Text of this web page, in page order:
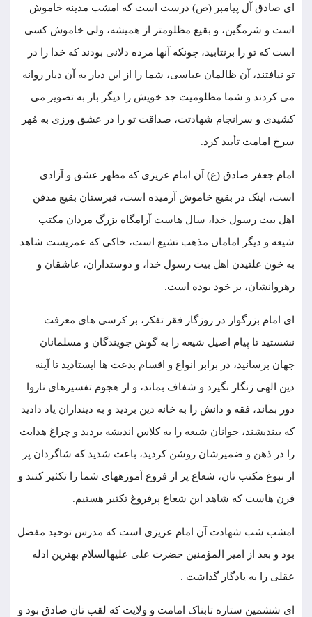
ای صادق آل ‌پیامبر (ص) درست است که امشب مدینه خاموش
است و شرمگین، و بقیع مظلومتر از همیشه، ولی خاموش کسی
است که تو را برنتابید، چونکه آنها مرده دلانی بودند که خدا را در
تو نیافتند، آن ظالمان عباسی، شما را از این دیار به آن دیار روانه
می کردند و شما مظلومیت جد خویش را دیگر بار به تصویر می
کشیدی و سرانجام شهادتت، صداقت تو را در عشق ‏ورزی به مُهر
سرخ امامت تأیید کرد.
امام جعفر صادق (ع) آن امام عزیزی که مظهر عشق و آزادى
است، اینک در بقیع خاموش آرمیده است، قبرستان بقیع مدفن
اهل بیت رسول خدا، سال هاست آرامگاه بزرگ مردان مکتب
شیعه و دیگر امامان مذهب تشیع است، خاکی که عمریست شاهد
به خون غلتیدن اهل بیت رسول خدا، و دوستداران، عاشقان و
رهروانشان، بر خود بوده است.
ای امام بزرگوار در روزگار فقر تفکر، بر کرسی ‏های معرفت
نشستید تا پیام اصیل شیعه را به گوش جویندگان و مسلمانان
جهان برسانید، در برابر انواع و اقسام بدعت ‏ها ایستادید تا آینه
دین الهی زنگار نگیرد و شفاف بماند، و از هجوم تفسیرهای ناروا
دور بماند، فقه و دانش را به خانه دین بردید و به دینداران یاد دادید
که بیندیشند، جوانان شیعه را به کلاس اندیشه بردید و چراغ هدایت
را در ذهن و ضمیرشان روشن کردید، باعث شدید که شاگردان پر
از نبوغ مکتب تان، شعاع پر از فروغ آموزه‏های شما را تکثیر کنند و
قرن هاست که شاهد این شعاع پرفروغ تکثیر هستیم.
امشب شب شهادت آن امام عزیزی است که مدرس توحید مفضل
بود و بعد از امیر المؤمنین حضرت علی علیه‏السلام بهترین ادله
عقلى را به یادگار گذاشت .
اى ششمین ستاره تابناک امامت و ولایت که لقب تان صادق بود و